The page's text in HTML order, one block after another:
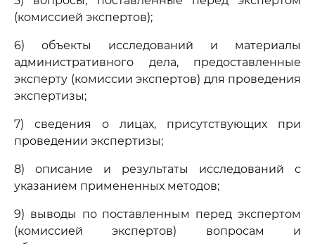
(комиссией экспертов);
6) объекты исследований и материалы
административного дела, предоставленные
эксперту (комиссии экспертов) для проведения
экспертизы;
7) сведения о лицах, присутствующих при
проведении экспертизы;
8) описание и результаты исследований с
указанием примененных методов;
9) выводы по поставленным перед экспертом
(комиссией экспертов) вопросам и